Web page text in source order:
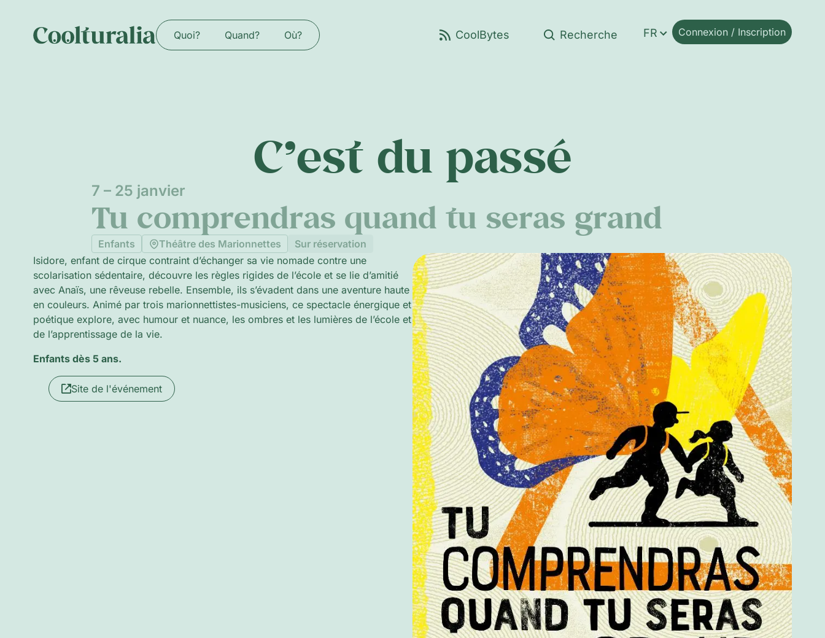
Quoi? Quand? Où? FR Connexion / Inscription
C’est du passé
7 – 25 janvier
Tu comprendras quand tu seras grand
Enfants Théâtre des Marionnettes
Sur réservation
Isidore, enfant de cirque contraint d’échanger sa vie nomade contre une
scolarisation sédentaire, découvre les règles rigides de l’école et se lie d’amitié
avec Anaïs, une rêveuse rebelle. Ensemble, ils s’évadent dans une aventure haute
en couleurs. Animé par trois marionnettistes-musiciens, ce spectacle énergique et
poétique explore, avec humour et nuance, les ombres et les lumières de l’école et
de l’apprentissage de la vie.
Enfants dès 5 ans.
Site de l'événement